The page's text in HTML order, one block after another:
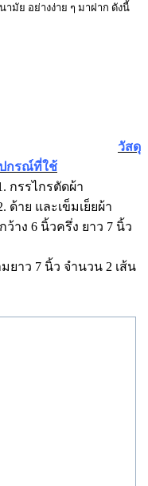
มัย อย่างง่าย ๆ มาฝาก ดังนี้
วัสดุ
กรณ์ที่ใช้
กรรไกรตัดผ้า
ด้าย และเข็มเย็ยผ้า
าง 6 นิ้วครึ่ง ยาว 7 นิ้ว
ยาว 7 นิ้ว จำนวน 2 เส้น